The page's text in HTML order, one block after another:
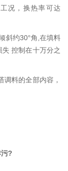
况，换热率可达
约30°角,在填料
控制在十万分之
料的全部内容，
?